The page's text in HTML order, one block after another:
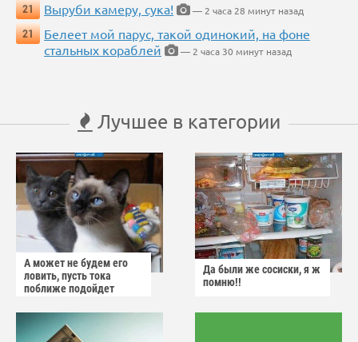
21
Выруби камеру, сука!
— 2 часа 28 минут назад
21
Белеет мой парус, такой одинокий, на фоне
стальных кораблей
— 2 часа 30 минут назад
Лучшее в категории
А может не будем его
ловить, пусть тока
поближе подойдет
Да были же сосиски, я ж
помню!!